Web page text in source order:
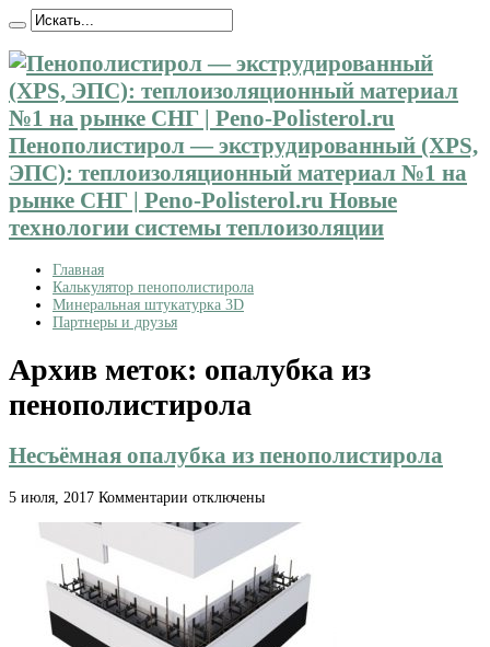
Пенополистирол — экструдированный (XPS,
ЭПС): теплоизоляционный материал №1 на
рынке СНГ | Peno-Polisterol.ru Новые
технологии системы теплоизоляции
Главная
Калькулятор пенополистирола
Минеральная штукатурка 3D
Партнеры и друзья
Архив меток: опалубка из
пенополистирола
Несъёмная опалубка из пенополистирола
5 июля, 2017 Комментарии к
Несъёмная
опалубка
пенополистирола
отключены